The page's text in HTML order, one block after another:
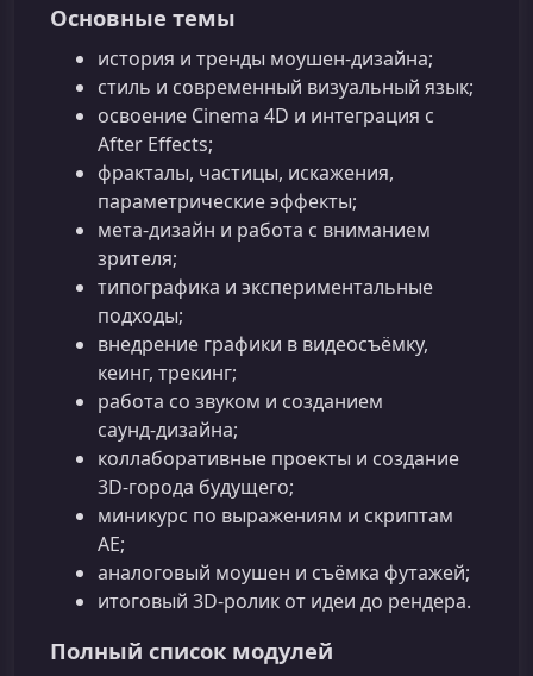
Основные темы
история и тренды моушен‑дизайна;
стиль и современный визуальный язык;
освоение Cinema 4D и интеграция с
After Effects;
фракталы, частицы, искажения,
параметрические эффекты;
мета‑дизайн и работа с вниманием
зрителя;
типографика и экспериментальные
подходы;
внедрение графики в видеосъёмку,
кеинг, трекинг;
работа со звуком и созданием
саунд‑дизайна;
коллаборативные проекты и создание
3D‑города будущего;
миникурс по выражениям и скриптам
AE;
аналоговый моушен и съёмка футажей;
итоговый 3D‑ролик от идеи до рендера.
Полный список модулей